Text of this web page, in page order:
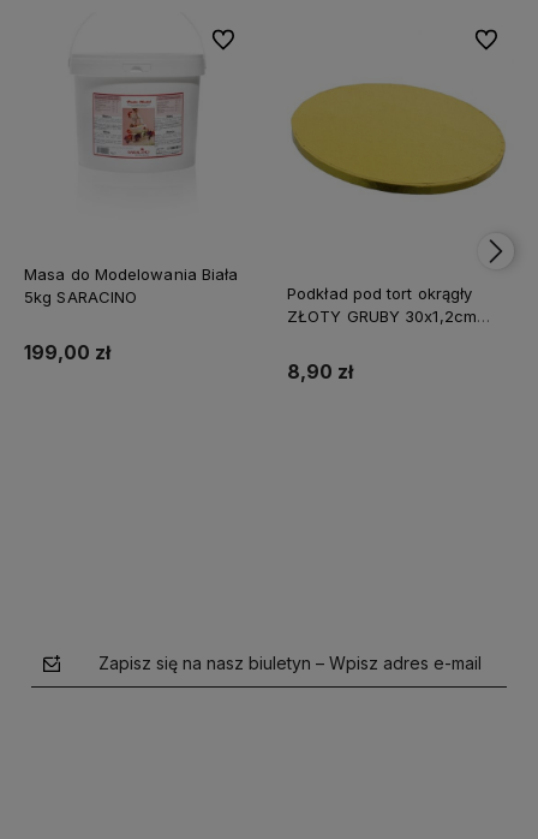
Masa do Modelowania Biała
5kg SARACINO
199,00 zł
Do ulubionych
Podkład pod tort okrągły
ZŁOTY GRUBY 30x1,2cm
8,90 zł
Do
Zapisz się na nasz biuletyn – Wpisz adres e-mail